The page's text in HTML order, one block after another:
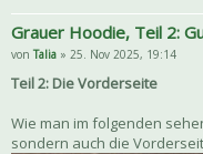
Grauer Hoodie, Teil 2:
von Talia » 25. Nov 2025, 19:14
Teil 2: Die Vorderseite
Wie man im folgenden
sondern auch die